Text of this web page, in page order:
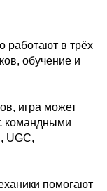
работают в трёх
обучение и
игра может
командными
UGC,
помогают